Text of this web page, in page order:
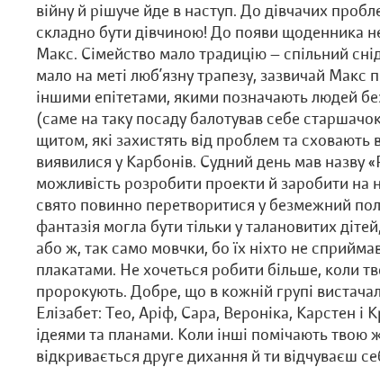
війну й рішуче йде в наступ. До дівчачих
складно бути дівчиною! До появи щоденника
Макс. Сімейство мало традицію — спільний
мало на меті люб’язну трапезу, зазвичай
іншими епітетами, якими позначають людей
(саме на таку посаду балотував себе
щитом, які захистять від проблем та
виявилися у Карбонів. Судний день мав назву
можливість розробити проекти й заробити
свято повинно перетворитися у безмежний
фантазія могла бути тільки у талановитих
або ж, так само мовчки, бо їх ніхто не
плакатами. Не хочеться робити більше, коли
пророкують. Добре, що в кожній групі
Елізабет: Тео, Аріф, Сара, Вероніка, Карстен і
ідеями та планами. Коли інші помічають твою
відкривається друге дихання й ти відчуваєш